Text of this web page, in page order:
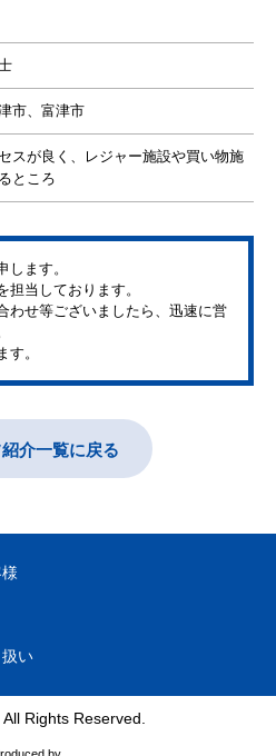
市、富津市
スが良く、レジャー施設や買い物施
ところ
します。
当しております。
わせ等ございましたら、迅速に営
す。
介一覧に戻る
い
Rights Reserved.